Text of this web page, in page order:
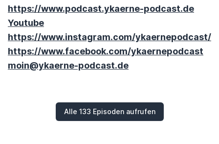
https://www.podcast.ykaerne-podcast.de
Youtube
https://www.instagram.com/ykaernepodcast/
https://www.facebook.com/ykaernepodcast
moin@ykaerne-podcast.de
Alle 133 Episoden aufrufen